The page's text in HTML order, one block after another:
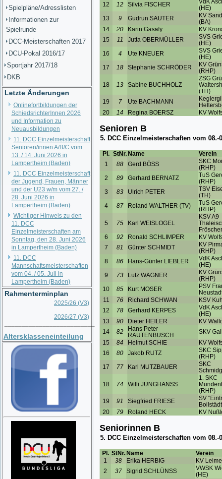
Spielpläne/Adresslisten
Informationen zur
Spielrunde
DCC-Meisterschaften 2017
DCU-Pokal 2016/17
Sportjahr 2017/18
DKB
Letzte Änderungen
Onlinefortbildungen der
SchiedsrichterInnen 2026
und Information zu
Neuausbildungen
11. DCC Einzelmeisterschaft
Senioren/innen A/B/C vom
13. / 14. Juni 2026 in
Lampertheim (Baden)
11. DCC Einzelmeisterschaft
der Jugend, Frauen, Männer
und der U23 w/m vom 27. /
28. Juni 2026 in
Lampertheim (Baden)
Wichtiger Hinweis zu den
11. DCC
Einzelmeisterschaften am
Sonntag, den 28. Juni 2026
in Lampertheim (Baden)
11. DCC
Mannschaftsmeisterschaften
vom 04. / 05. Juli in
Lampertheim (Baden)
Rahmenterminplan
2025/26 (V3)
2026/27 (V3)
Altersklasseneinteilung